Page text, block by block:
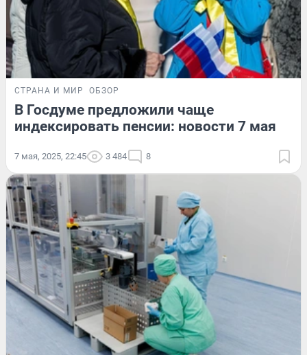
СТРАНА И МИР ОБЗОР
В Госдуме предложили чаще
индексировать пенсии: новости 7 мая
7 мая, 2025, 22:45 3 484 8